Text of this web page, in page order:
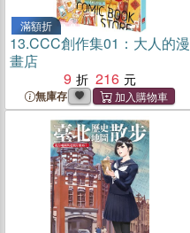
滿額折
13.CCC創作集01：大人的漫
畫店
9
216
無庫存